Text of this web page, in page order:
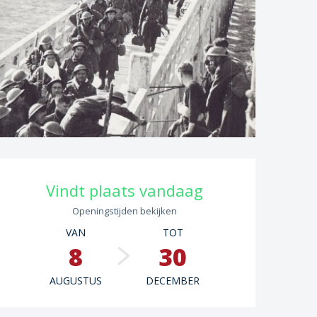
en
Vindt plaats vandaag
Openingstijden bekijken
VAN
8
AUGUSTUS
TOT
30
DECEMBER